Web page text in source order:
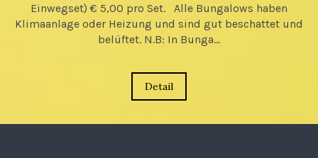
Einwegset) € 5,00 pro Set. Alle Bungalows haben
Klimaanlage oder Heizung und sind gut beschattet und
belüftet. N.B: In Bunga...
Detail